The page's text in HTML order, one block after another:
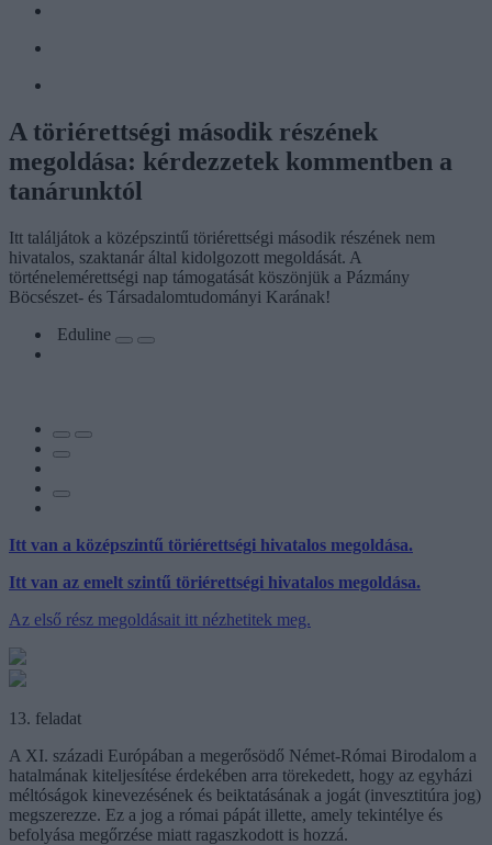
A töriérettségi második részének
megoldása: kérdezzetek kommentben a
tanárunktól
Itt találjátok a középszintű töriérettségi második részének nem
hivatalos, szaktanár által kidolgozott megoldását. A
történelemérettségi nap támogatását köszönjük a Pázmány
Böcsészet- és Társadalomtudományi Karának!
Eduline
Itt van a középszintű töriérettségi hivatalos megoldása.
Itt van az emelt szintű töriérettségi hivatalos megoldása.
Az első rész megoldásait itt nézhetitek meg.
13. feladat
A XI. századi Európában a megerősödő Német-Római Birodalom a
hatalmának kiteljesítése érdekében arra törekedett, hogy az egyházi
méltóságok kinevezésének és beiktatásának a jogát (invesztitúra jog)
megszerezze. Ez a jog a római pápát illette, amely tekintélye és
befolyása megőrzése miatt ragaszkodott is hozzá.